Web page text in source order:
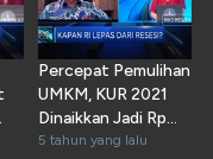
Percepat Pemulihan
UMKM, KUR 2021
Dinaikkan Jadi Rp
253 T
5 tahun yang lalu